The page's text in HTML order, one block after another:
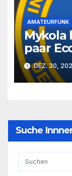
AMATEURFUNK
Mykola
paar
DEZ. 30,
Suche